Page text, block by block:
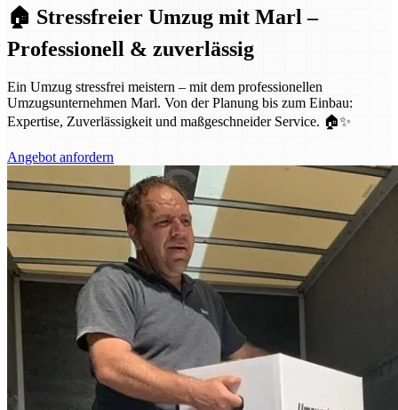
🏠 Stressfreier Umzug mit Marl –
Professionell & zuverlässig
Ein Umzug stressfrei meistern – mit dem professionellen
Umzugsunternehmen Marl. Von der Planung bis zum Einbau:
Expertise, Zuverlässigkeit und maßgeschneider Service. 🏠✨
Angebot anfordern